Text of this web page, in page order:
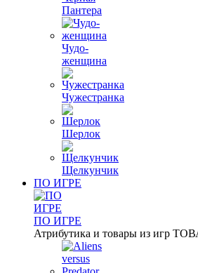
Пантера
Чудо-
женщина
Чужестранка
Шерлок
Щелкунчик
ПО ИГРЕ
ПО ИГРЕ
Атрибутика и товары из игр